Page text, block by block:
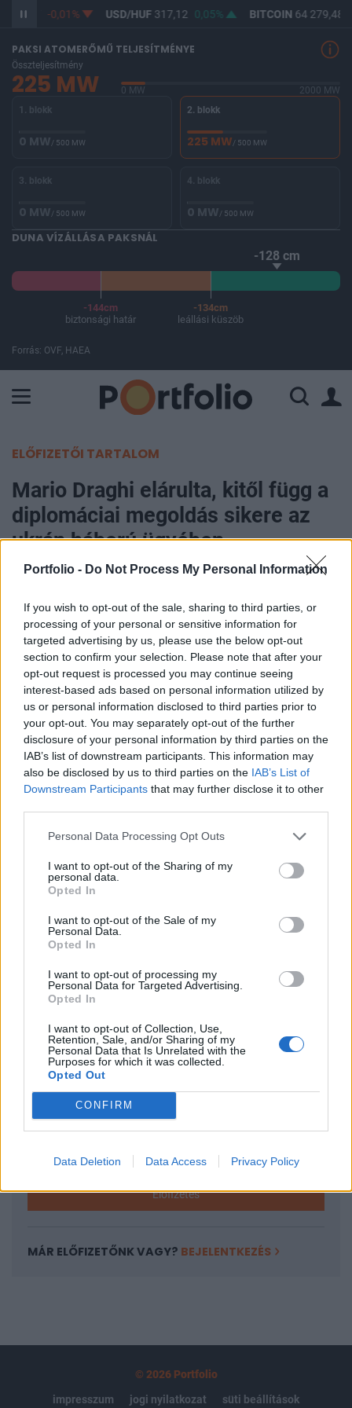
Portfolio - Do Not Process My Personal Information
If you wish to opt-out of the sale, sharing to third parties, or
processing of your personal or sensitive information for
targeted advertising by us, please use the below opt-out
section to confirm your selection. Please note that after your
opt-out request is processed you may continue seeing
interest-based ads based on personal information utilized by
us or personal information disclosed to third parties prior to
your opt-out. You may separately opt-out of the further
disclosure of your personal information by third parties on the
IAB’s list of downstream participants. This information may
also be disclosed by us to third parties on the IAB’s List of
Downstream Participants that may further disclose it to other
Personal Data Processing Opt Outs
I want to opt-out of the Sharing of my
personal data.
Opted In
I want to opt-out of the Sale of my
Personal Data.
Opted In
I want to opt-out of processing my
Personal Data for Targeted Advertising.
Opted In
I want to opt-out of Collection, Use,
Retention, Sale, and/or Sharing of my
Personal Data that Is Unrelated with the
Purposes for which it was collected.
Opted Out
CONFIRM
Data Deletion Data Access Privacy Policy
365,37 -0,01% USD/HUF317,12 0,05% BITCOIN64 279,48
PAKSI ATOMERŐMŰ TELJESÍTMÉNYE
Összteljesítmény
225 MW 0 MW
2000 MW
1. blokk
0 MW/ 500 MW
2. blokk
225 MW/ 500 MW
3. blokk
0 MW/ 500 MW
4. blokk
0 MW/ 500 MW
DUNA VÍZÁLLÁSA PAKSNÁL
-128 cm
-144cm
biztonsági határ
-134cm
leállási küszöb
Forrás: OVF, HAEA
ELŐFIZETŐI TARTALOM
Mario Draghi elárulta, kitől függ a
diplomáciai megoldás sikere az
ukrán háború ügyében
A nemzetközi közösségnek a béke érdekében
végzett diplomáciai erőfeszítése Vlagyimir Putyin
orosz elnök ellenállásába ütközik az olasz
miniszterelnök Mario Draghi szerint, aki az
Európai Unió és a Kína közötti párbeszéd
erősítését szorgalmazta az EU állam- és
kormányfői találkozóját megelőző beszédében a
római parlamentben szerdán.
Mario Draghi azt hangoztatta, hogy Olaszország a
nemzetközi közösséggel együtt az ukrajnai háború
elkötelezettségünk Putyinéval ütközik, aki nem mutat
érdeklődést sem a tűzszünet, sem a tárgyalások sikere
Macron több alkalommal beszélt személyesen Vlagyimir
Putyinnal, ezidáig...
KEDVES OLVASÓNK!
A keresett cikk a portfolio.hu hírarchívumához
tartozik, melynek olvasása előfizetéses
regisztrációhoz kötött.
Az előfizetés a következőket tartalmazza:
Portfolio.hu teljes cikkarchívum
Kötéslisták: BÉT elmúlt 2 év napon belüli
kötéslistái
Előfizetés
MÁR ELŐFIZETŐNK VAGY? BEJELENTKEZÉS
© 2026 Portfolio
impresszum
jogi nyilatkozat süti beállítások